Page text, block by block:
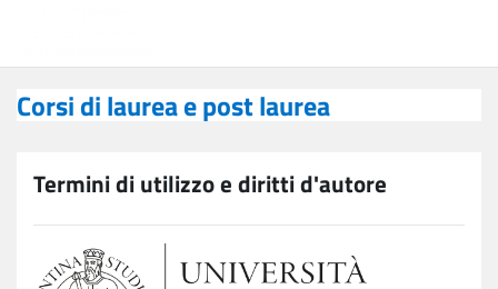
Corsi di laurea e post laurea
Termini di utilizzo e diritti d'autore